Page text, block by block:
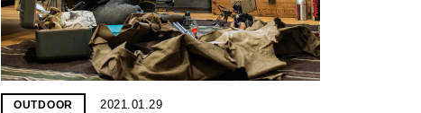
OUTDOOR 2021.01.29